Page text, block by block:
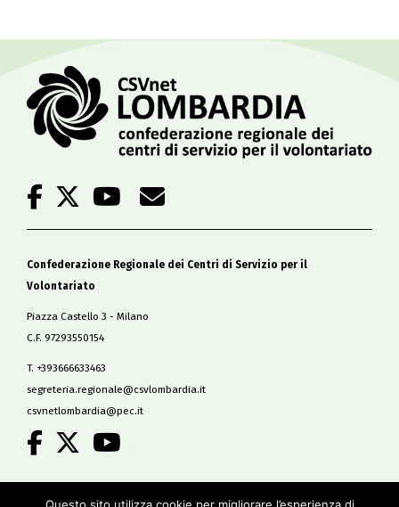
Confederazione Regionale dei Centri di Servizio per il
Volontariato
Piazza Castello 3 - Milano
C.F. 97293550154
T. +393666633463
segreteria.regionale@csvlombardia.it
csvnetlombardia@pec.it